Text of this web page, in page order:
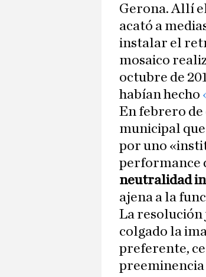
Gerona. Allí
acató a
instalar el
mosaico
octubre de
habían hecho
En febrero de
municipal
por uno
performance
neutralidad
ajena a la
La resolución
colgado la
preferente,